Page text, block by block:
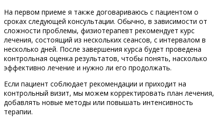
На первом приеме я также договариваюсь с пациентом о
сроках следующей консультации. Обычно, в зависимости от
сложности проблемы, физиотерапевт рекомендует курс
лечения, состоящий из нескольких сеансов, с интервалом в
несколько дней. После завершения курса будет проведена
контрольная оценка результатов, чтобы понять, насколько
эффективно лечение и нужно ли его продолжать.
Если пациент соблюдает рекомендации и приходит на
контрольный визит, мы можем корректировать план лечения,
добавлять новые методы или повышать интенсивность
терапии.